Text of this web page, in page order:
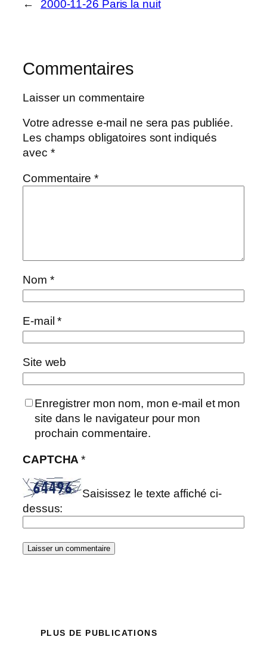
← 2000-11-26 Paris la nuit
Commentaires
Laisser un commentaire
Votre adresse e-mail ne sera pas publiée.
Les champs obligatoires sont indiqués
avec *
Commentaire *
Nom *
E-mail*
Site web
Enregistrer mon nom, mon e-mail et mon
site dans le navigateur pour mon
prochain commentaire.
CAPTCHA*
Saisissez le texte affiché ci-
dessus:
PLUS DE PUBLICATIONS